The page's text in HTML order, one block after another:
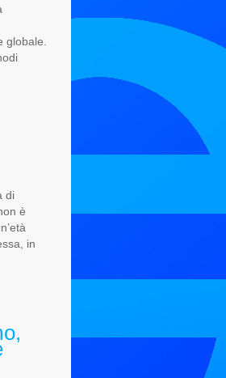
globale.
di
è
in